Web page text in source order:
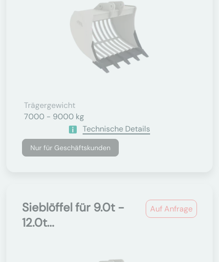
Trägergewicht
7000 - 9000 kg
Technische Details
Nur für Geschäftskunden
Auf Anfrage
Sieblöffel für 9.0t -
12.0t...